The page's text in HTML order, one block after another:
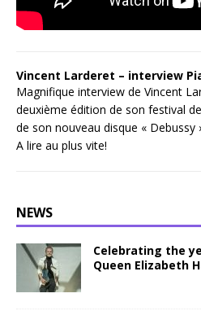
Vincent Larderet – interview
Magnifique interview de Vincent
deuxième édition de son festival
de son nouveau disque « Debussy
A lire au plus vite!
NEWS
Celebrating the
Queen Elizabeth